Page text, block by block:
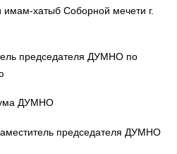
хатыб Соборной мечети г.
председателя ДУМНО по
ДУМНО
председателя ДУМНО